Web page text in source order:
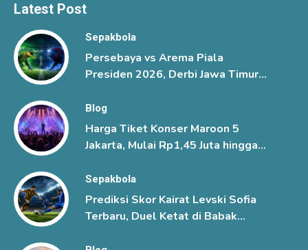
Latest Post
Sepakbola
Persebaya vs Arema Piala
Presiden 2026, Derbi Jawa Timur
Blog
Harga Tiket Konser Maroon 5
Jakarta, Mulai Rp1,45 Juta hingga
Sepakbola
Prediksi Skor Kairat Levski Sofia
Terbaru, Duel Ketat di Babak